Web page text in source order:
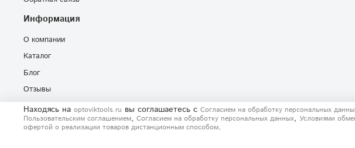
Информация
О компании
Каталог
Блог
Отзывы
Находясь на optoviktools.ru вы соглашаетесь с Согласием на обработку персональных
Пользовательским соглашением, Согласием на обработку персональных данных, Условиями
офертой о реализации товаров дистанционным способом.